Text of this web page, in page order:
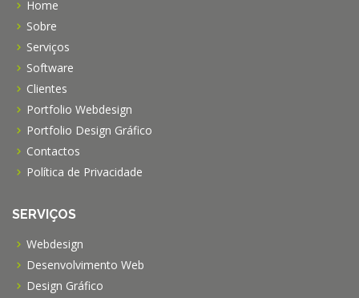
Home
Sobre
Serviços
Software
Clientes
Portfolio Webdesign
Portfolio Design Gráfico
Contactos
Política de Privacidade
SERVIÇOS
Webdesign
Desenvolvimento Web
Design Gráfico